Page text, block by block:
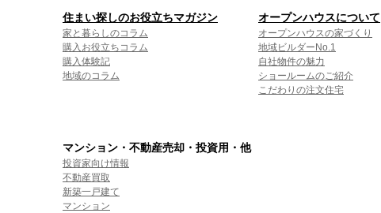
住まい探しのお役立ちマガジン
家と暮らしのコラム
購入お役立ちコラム
購入体験記
地域のコラム
オープンハウスについて
オープンハウスの家づくり
地域ビルダーNo.1
自社物件の魅力
ショールームのご紹介
こだわりの注文住宅
マンション・不動産売却・投資用・他
投資家向け情報
不動産買取
新築一戸建て
マンション